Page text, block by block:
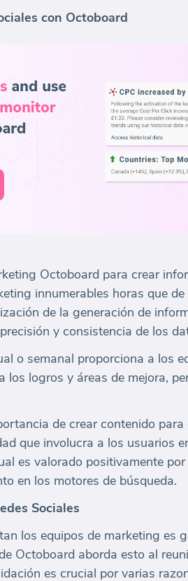
con Octoboard
Octoboard para crear
innumerables horas que
de la generación de
y consistencia de los
o semanal proporciona a los
los logros y áreas de mejora,
de crear contenido
que involucra a los usuarios
es valorado positivamente
en los motores de búsqueda.
Sociales
los equipos de marketing es
Octoboard aborda esto al
es crucial por varias